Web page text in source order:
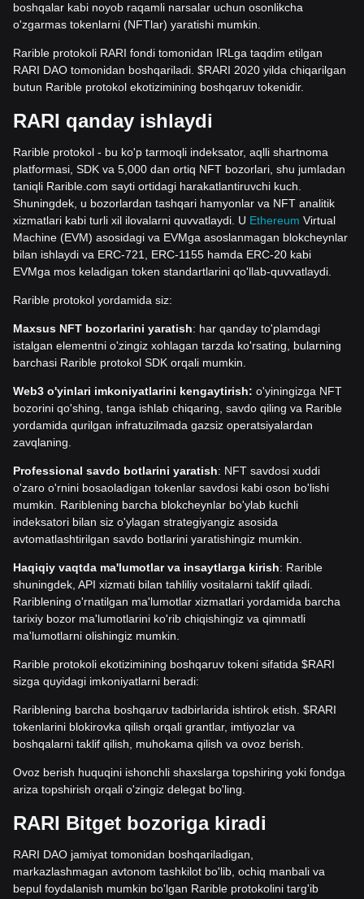
boshqalar kabi noyob raqamli narsalar uchun osonlikcha
o'zgarmas tokenlarni (NFTlar) yaratishi mumkin.
Rarible protokoli RARI fondi tomonidan IRLga taqdim etilgan
RARI DAO tomonidan boshqariladi. $RARI 2020 yilda chiqarilgan
butun Rarible protokol ekotizimining boshqaruv tokenidir.
RARI qanday ishlaydi
Rarible protokol - bu ko'p tarmoqli indeksator, aqlli shartnoma
platformasi, SDK va 5,000 dan ortiq NFT bozorlari, shu jumladan
taniqli Rarible.com sayti ortidagi harakatlantiruvchi kuch.
Shuningdek, u bozorlardan tashqari hamyonlar va NFT analitik
xizmatlari kabi turli xil ilovalarni quvvatlaydi. U Ethereum Virtual
Machine (EVM) asosidagi va EVMga asoslanmagan blokcheynlar
bilan ishlaydi va ERC-721, ERC-1155 hamda ERC-20 kabi
EVMga mos keladigan token standartlarini qo'llab-quvvatlaydi.
Rarible protokol yordamida siz:
Maxsus NFT bozorlarini yaratish: har qanday to'plamdagi
istalgan elementni o'zingiz xohlagan tarzda ko'rsating, bularning
barchasi Rarible protokol SDK orqali mumkin.
Web3 o'yinlari imkoniyatlarini kengaytirish: o'yiningizga NFT
bozorini qo'shing, tanga ishlab chiqaring, savdo qiling va Rarible
yordamida qurilgan infratuzilmada gazsiz operatsiyalardan
zavqlaning.
Professional savdo botlarini yaratish: NFT savdosi xuddi
o'zaro o'rnini bosaoladigan tokenlar savdosi kabi oson bo'lishi
mumkin. Rariblening barcha blokcheynlar bo'ylab kuchli
indeksatori bilan siz o'ylagan strategiyangiz asosida
avtomatlashtirilgan savdo botlarini yaratishingiz mumkin.
Haqiqiy vaqtda ma'lumotlar va insaytlarga kirish: Rarible
shuningdek, API xizmati bilan tahliliy vositalarni taklif qiladi.
Rariblening o'rnatilgan ma'lumotlar xizmatlari yordamida barcha
tarixiy bozor ma'lumotlarini ko'rib chiqishingiz va qimmatli
ma'lumotlarni olishingiz mumkin.
Rarible protokoli ekotizimining boshqaruv tokeni sifatida $RARI
sizga quyidagi imkoniyatlarni beradi:
Rariblening barcha boshqaruv tadbirlarida ishtirok etish. $RARI
tokenlarini blokirovka qilish orqali grantlar, imtiyozlar va
boshqalarni taklif qilish, muhokama qilish va ovoz berish.
Ovoz berish huquqini ishonchli shaxslarga topshiring yoki fondga
ariza topshirish orqali o'zingiz delegat bo'ling.
RARI Bitget bozoriga kiradi
RARI DAO jamiyat tomonidan boshqariladigan,
markazlashmagan avtonom tashkilot bo'lib, ochiq manbali va
bepul foydalanish mumkin bo'lgan Rarible protokolini targ'ib